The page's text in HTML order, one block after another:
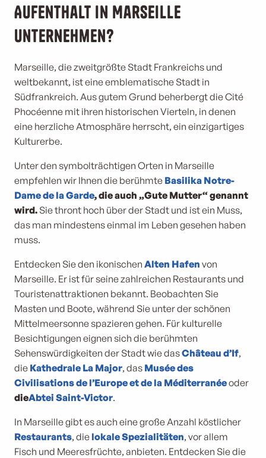
Aufenthalt in Marseille
unternehmen?
Marseille, die zweitgrößte Stadt Frankreichs und
weltbekannt, ist eine emblematische Stadt in
Südfrankreich. Aus gutem Grund beherbergt die Cité
Phocéenne mit ihren historischen Vierteln, in denen
eine herzliche Atmosphäre herrscht, ein einzigartiges
Kulturerbe.
Unter den symbolträchtigen Orten in Marseille
empfehlen wir Ihnen die berühmte Basilika Notre-
Dame de la Garde, die auch „Gute Mutter“ genannt
wird. Sie thront hoch über der Stadt und ist ein Muss,
das man mindestens einmal im Leben gesehen haben
muss.
Entdecken Sie den ikonischen Alten Hafen von
Marseille. Er ist für seine zahlreichen Restaurants und
Touristenattraktionen bekannt. Beobachten Sie
Masten und Boote, während Sie unter der schönen
Mittelmeersonne spazieren gehen. Für kulturelle
Besichtigungen eignen sich die berühmten
Sehenswürdigkeiten der Stadt wie dasChâteau d’If,
die Kathedrale La Major, das Musée des
Civilisations de l’Europe et de la Méditerranéeoder
dieAbtei Saint-Victor.
In Marseille gibt es auch eine große Anzahl köstlicher
Restaurants, die lokale Spezialitäten, vor allem
Fisch und Meeresfrüchte, anbieten. Entdecken Sie die